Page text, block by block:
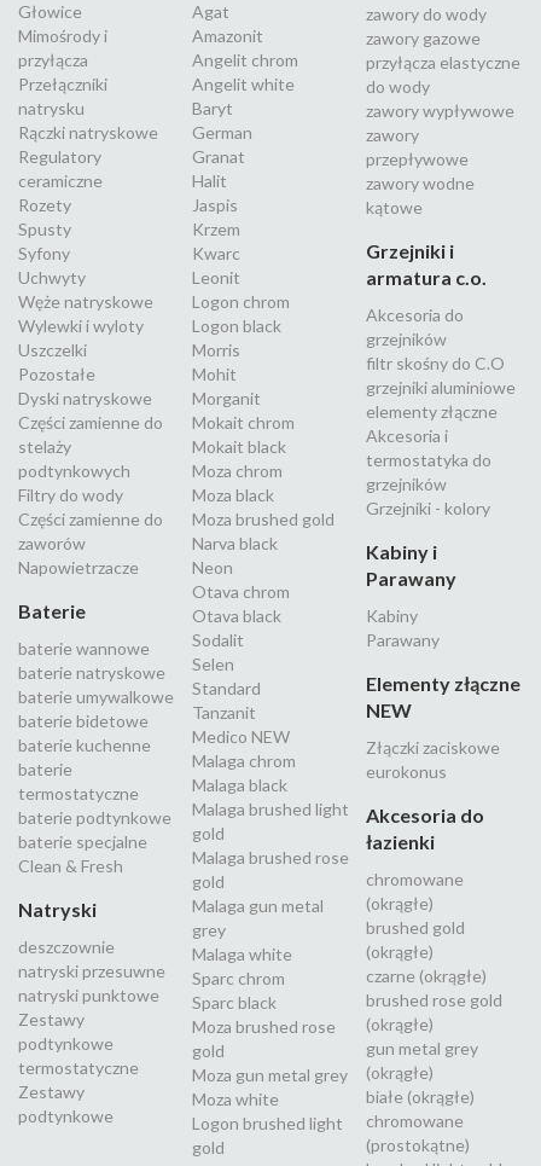
Głowice
Mimośrody i
przyłącza
Przełączniki
natrysku
Rączki natryskowe
Regulatory
ceramiczne
Rozety
Spusty
Syfony
Uchwyty
Węże natryskowe
Wylewki i wyloty
Uszczelki
Pozostałe
Dyski natryskowe
Części zamienne do
stelaży
podtynkowych
Filtry do wody
Części zamienne do
zaworów
Napowietrzacze
Baterie
baterie wannowe
baterie natryskowe
baterie umywalkowe
baterie bidetowe
baterie kuchenne
baterie
termostatyczne
baterie podtynkowe
baterie specjalne
Clean & Fresh
Natryski
deszczownie
natryski przesuwne
natryski punktowe
Zestawy
podtynkowe
termostatyczne
Zestawy
podtynkowe
Agat
Amazonit
Angelit chrom
Angelit white
Baryt
German
Granat
Halit
Jaspis
Krzem
Kwarc
Leonit
Logon chrom
Logon black
Morris
Mohit
Morganit
Mokait chrom
Mokait black
Moza chrom
Moza black
Moza brushed gold
Narva black
Neon
Otava chrom
Otava black
Sodalit
Selen
Standard
Tanzanit
Medico NEW
Malaga chrom
Malaga black
Malaga brushed light
gold
Malaga brushed rose
gold
Malaga gun metal
grey
Malaga white
Sparc chrom
Sparc black
Moza brushed rose
gold
Moza gun metal grey
Moza white
Logon brushed light
gold
zawory do wody
zawory gazowe
przyłącza elastyczne
do wody
zawory wypływowe
zawory
przepływowe
zawory wodne
kątowe
Grzejniki i
armatura c.o.
Akcesoria do
grzejników
filtr skośny do C.O
grzejniki aluminiowe
elementy złączne
Akcesoria i
termostatyka do
grzejników
Grzejniki - kolory
Kabiny i
Parawany
Kabiny
Parawany
Elementy złączne
NEW
Złączki zaciskowe
eurokonus
Akcesoria do
łazienki
chromowane
(okrągłe)
brushed gold
(okrągłe)
czarne (okrągłe)
brushed rose gold
(okrągłe)
gun metal grey
(okrągłe)
białe (okrągłe)
chromowane
(prostokątne)